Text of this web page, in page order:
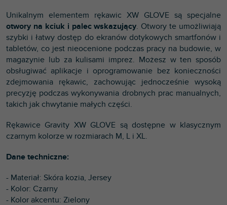
Unikalnym elementem rękawic XW GLOVE są specjalne
otwory na kciuk i palec wskazujący. Otwory te umożliwiają
szybki i łatwy dostęp do ekranów dotykowych smartfonów i
tabletów, co jest nieocenione podczas pracy na budowie, w
magazynie lub za kulisami imprez. Możesz w ten sposób
obsługiwać aplikacje i oprogramowanie bez konieczności
zdejmowania rękawic, zachowując jednocześnie wysoką
precyzję podczas wykonywania drobnych prac manualnych,
takich jak chwytanie małych części.
Rękawice Gravity XW GLOVE są dostępne w klasycznym
czarnym kolorze w rozmiarach M, L i XL.
Dane techniczne:
- Materiał: Skóra kozia, Jersey
- Kolor: Czarny
- Kolor akcentu: Zielony